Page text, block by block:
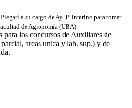
a su cargo de Ay. 1º interino para tomar
de Agronomía (UBA).
para los concursos de Auxiliares de
areas unica y lab. sup.) y de